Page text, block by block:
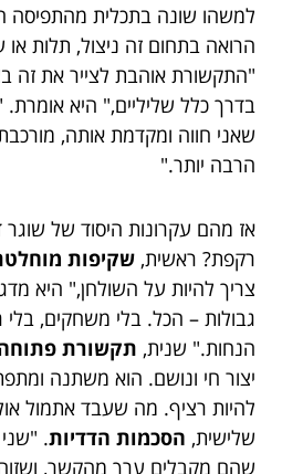
למשהו שונה בתכלית מהתפיסה
הרואה בתחום זה ניצול, תלות
"התקשורת אוהבת לצייר את זה
בדרך כלל שליליים," היא
שאני חווה ומקדמת אותה, מורכבת
הרבה יותר."
אז מהם עקרונות היסוד של שוגר
רקפת? ראשית, שקיפות
צריך להיות על השולחן," היא
גבולות – הכל. בלי משחקים, בלי
הנחות." שנית, תקשורת
יצור חי ונושם. הוא משתנה
להיות רציף. מה שעבד אתמול
שלישית, הסכמות הדדיות.
שהם מקבלים ערך מהקשר,